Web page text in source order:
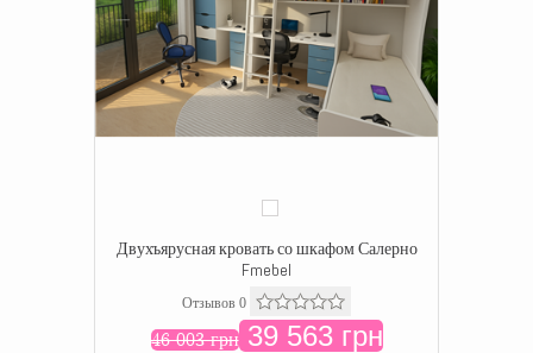
Двухъярусная кровать со шкафом Салерно
Fmebel
Отзывов 0
46 003 грн39 563 грн